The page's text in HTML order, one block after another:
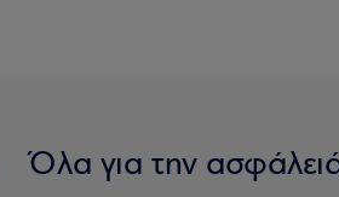
Όλα για την